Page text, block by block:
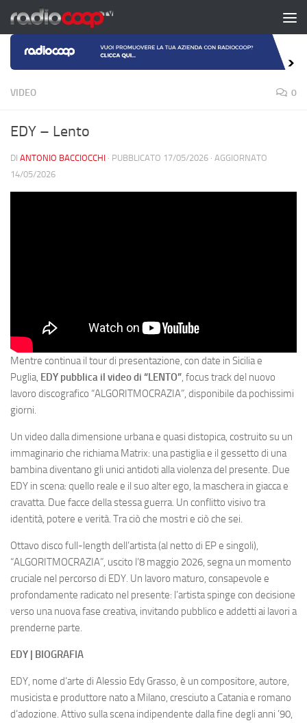
Salta al contenuto
VIDEO 0
EDY – Lento
DI ANTONIO BACCIOCCHI · PUBBLICATO 17/05/2026 · AGGIORNATO
14/05/2026
Mentre continua il tour di presentazione, con date in Sicilia e
Puglia, EDY pubblica il video di “LENTO”, focus track del nuovo
lavoro discografico “ALGORITMOCRAZIA”, disponibile da pochissimi
giorni.
Un video dalla dimensione urbana e quasi distopica, costruito su un
immaginario che richiama Matrix: una pastiglia e il gessetto di una
bambina diventano gli unici antidoti alla violenza del presente. Due
EDY in scena: quello reale e il suo alter ego, la maschera in giacca e
cravatta. Due facce della stessa guerra. Un conflitto visivo tra
identità, potere e verità. Tra ciò che mostri e ciò che sei.
Ottavo disco full-length dell’artista (al netto di EP e singoli),
“ALGORITMOCRAZIA”, uscito l’8 maggio 2026, segna un momento
cruciale nel percorso di EDY. Un lavoro maturo, consapevole e
profondamente radicato nel presente: l’artista spinge con decisione
verso una nuova fase creativa, invitando pubblico e addetti ai lavori a
prenderne parte.
EDY | BIOGRAFIA
EDY, nome d’arte di Alessio Edy Grasso, è un compositore, autore,
musicista e produttore nato a Milano, cresciuto a Catania e romano
d’adozione. Attivo sulla scena indipendente dalla fine degli anni ’90,